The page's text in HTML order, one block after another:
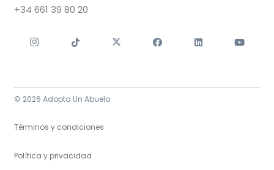
+34 661 39 80 20
© 2026 Adopta Un Abuelo
Términos y condiciones
Política y privacidad